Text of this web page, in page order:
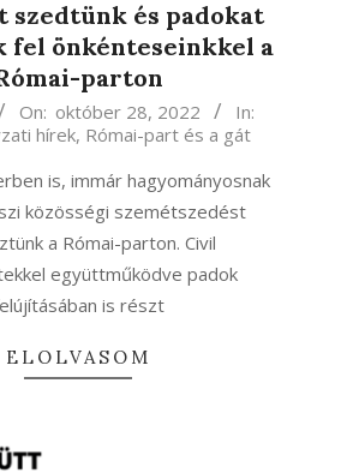
szedtünk és padokat
önkénteseinkkel a
parton
On: október 28, 2022
In:
hírek, Római-part és a gát
is, immár hagyományosnak
közösségi szemétszedést
a Római-parton. Civil
együttműködve padok
is részt
ELOLVASOM